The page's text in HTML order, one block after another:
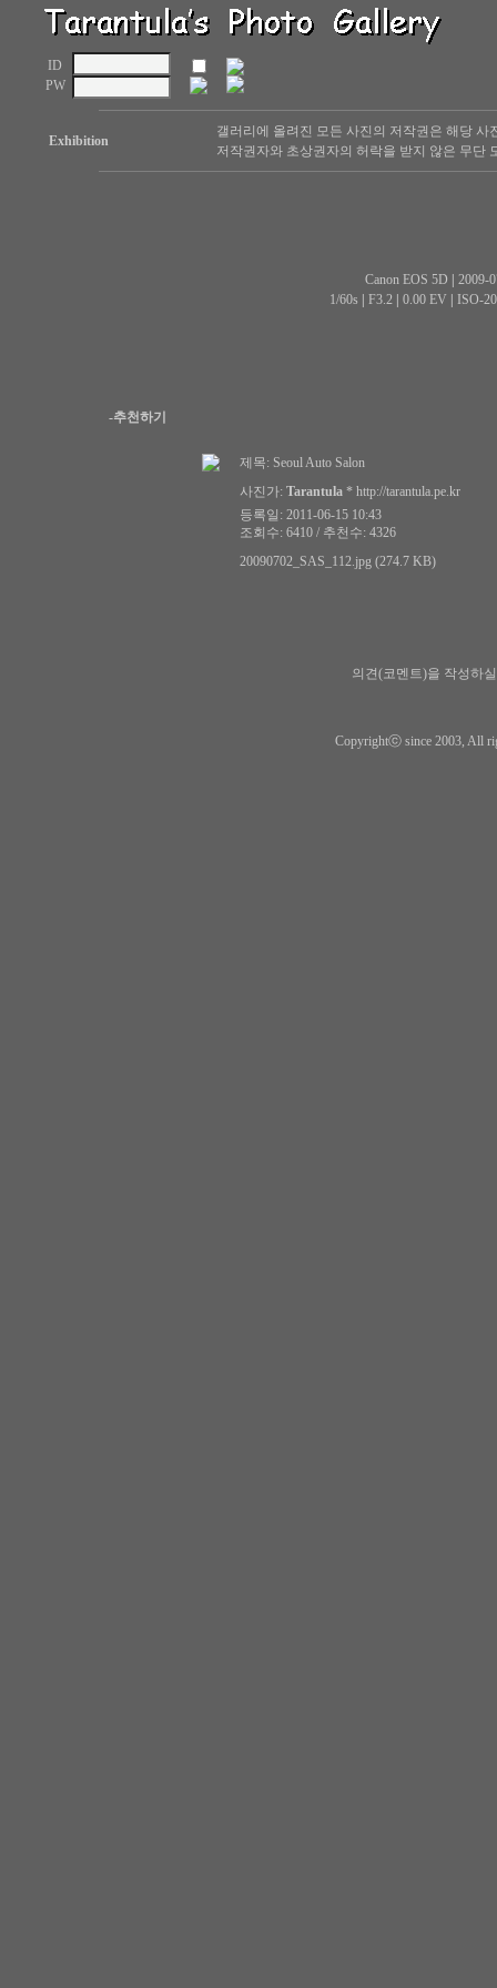
ID
PW
Exhibition
갤러리에 올려진 모든 사진의 저작권은 해당
저작권자와 초상권자의 허락을 받지 않은 무단
Canon EOS 5D
2009-
1/60s
F3.2 0.00 EV ISO-
-추천하기
제목: Seoul Auto Salon
사진가: Tarantula * http://tarantula.pe.kr
등록일: 2011-06-15 10:43
조회수: 6410 / 추천수: 4326
20090702_SAS_112.jpg (274.7 KB)
의견(코멘트)을 작성하
Copyrightⓒ since 2003, All